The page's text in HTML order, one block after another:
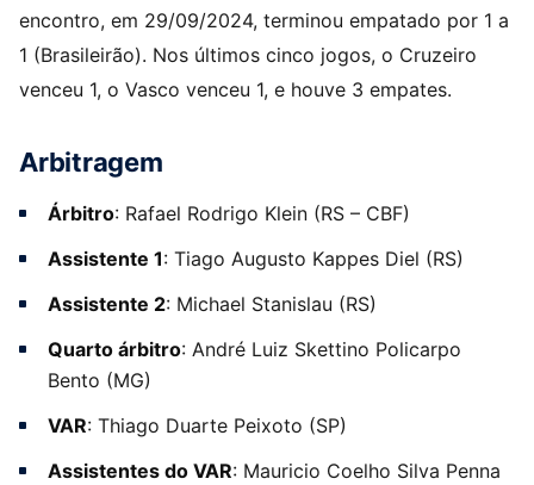
encontro, em 29/09/2024, terminou empatado por 1 a
1 (Brasileirão). Nos últimos cinco jogos, o Cruzeiro
venceu 1, o Vasco venceu 1, e houve 3 empates.
Arbitragem
Árbitro: Rafael Rodrigo Klein (RS – CBF)
Assistente 1: Tiago Augusto Kappes Diel (RS)
Assistente 2: Michael Stanislau (RS)
Quarto árbitro: André Luiz Skettino Policarpo
Bento (MG)
VAR: Thiago Duarte Peixoto (SP)
Assistentes do VAR: Mauricio Coelho Silva Penna